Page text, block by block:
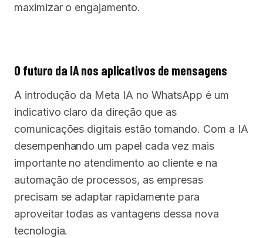
maximizar o engajamento.
O futuro da IA nos aplicativos de mensagens
A introdução da Meta IA no WhatsApp é um
indicativo claro da direção que as
comunicações digitais estão tomando. Com a IA
desempenhando um papel cada vez mais
importante no atendimento ao cliente e na
automação de processos, as empresas
precisam se adaptar rapidamente para
aproveitar todas as vantagens dessa nova
tecnologia.